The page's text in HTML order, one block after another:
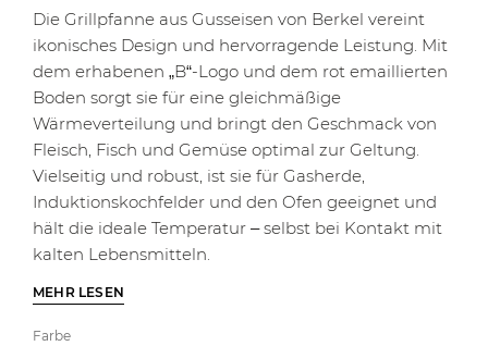
Die Grillpfanne aus Gusseisen von Berkel vereint
ikonisches Design und hervorragende Leistung. Mit
dem erhabenen „B“-Logo und dem rot emaillierten
Boden sorgt sie für eine gleichmäßige
Wärmeverteilung und bringt den Geschmack von
Fleisch, Fisch und Gemüse optimal zur Geltung.
Vielseitig und robust, ist sie für Gasherde,
Induktionskochfelder und den Ofen geeignet und
hält die ideale Temperatur – selbst bei Kontakt mit
kalten Lebensmitteln.
MEHR LESEN
Farbe